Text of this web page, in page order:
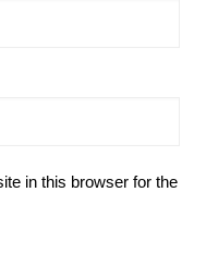
in this browser for the